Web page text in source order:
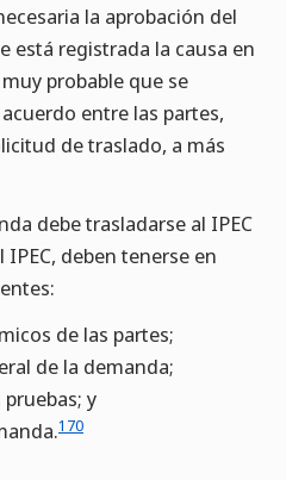
la aprobación del
está registrada la causa en
probable que se
entre las partes,
de traslado, a más
debe trasladarse al IPEC
deben tenerse en
de las partes;
de la demanda;
y
170